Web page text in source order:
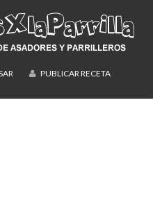
PUBLICAR RECETA